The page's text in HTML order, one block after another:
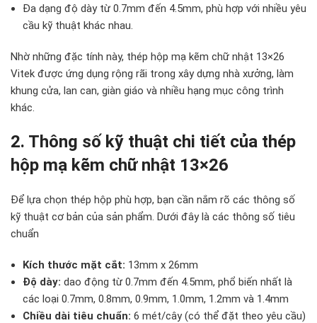
Đa dạng độ dày từ 0.7mm đến 4.5mm, phù hợp với nhiều yêu
cầu kỹ thuật khác nhau.
Nhờ những đặc tính này, thép hộp mạ kẽm chữ nhật 13×26
Vitek được ứng dụng rộng rãi trong xây dựng nhà xưởng, làm
khung cửa, lan can, giàn giáo và nhiều hạng mục công trình
khác.
2. Thông số kỹ thuật chi tiết của thép
hộp mạ kẽm chữ nhật 13×26
Để lựa chọn thép hộp phù hợp, bạn cần nắm rõ các thông số
kỹ thuật cơ bản của sản phẩm. Dưới đây là các thông số tiêu
chuẩn
Kích thước mặt cắt: 13mm x 26mm
Độ dày: dao động từ 0.7mm đến 4.5mm, phổ biến nhất là
các loại 0.7mm, 0.8mm, 0.9mm, 1.0mm, 1.2mm và 1.4mm
Chiều dài tiêu chuẩn: 6 mét/cây (có thể đặt theo yêu cầu)